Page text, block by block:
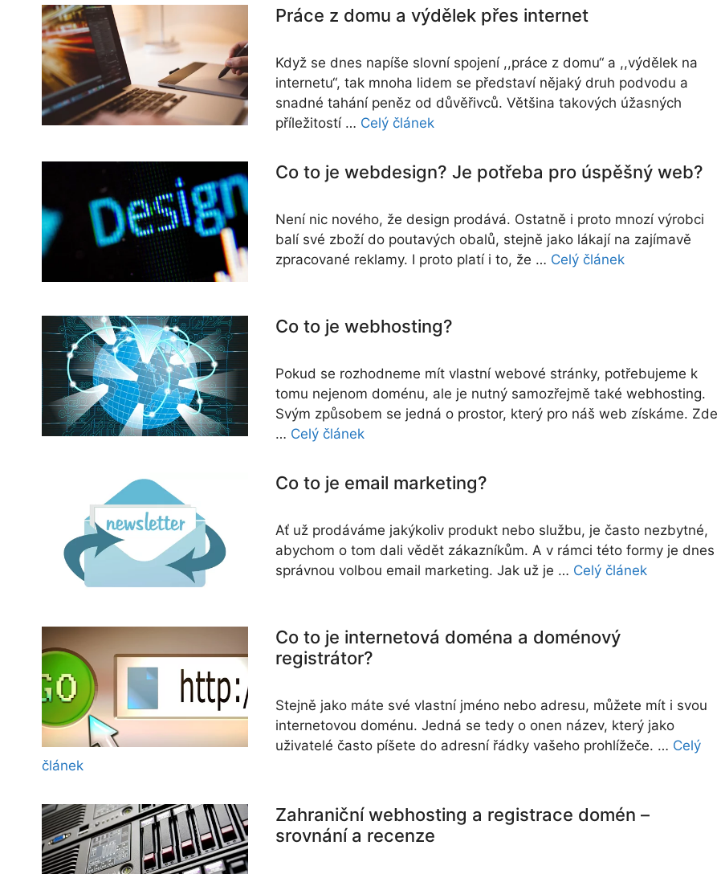
Práce z domu a výdělek přes internet
Když se dnes napíše slovní spojení ,,práce z domu“ a ,,výdělek na
internetu“, tak mnoha lidem se představí nějaký druh podvodu a
snadné tahání peněz od důvěřivců. Většina takových úžasných
příležitostí … Celý článek
Co to je webdesign? Je potřeba pro úspěšný web?
Není nic nového, že design prodává. Ostatně i proto mnozí výrobci
balí své zboží do poutavých obalů, stejně jako lákají na zajímavě
zpracované reklamy. I proto platí i to, že … Celý článek
Co to je webhosting?
Pokud se rozhodneme mít vlastní webové stránky, potřebujeme k
tomu nejenom doménu, ale je nutný samozřejmě také webhosting.
Svým způsobem se jedná o prostor, který pro náš web získáme. Zde
… Celý článek
Co to je email marketing?
Ať už prodáváme jakýkoliv produkt nebo službu, je často nezbytné,
abychom o tom dali vědět zákazníkům. A v rámci této formy je dnes
správnou volbou email marketing. Jak už je … Celý článek
Co to je internetová doména a doménový
registrátor?
Stejně jako máte své vlastní jméno nebo adresu, můžete mít i svou
internetovou doménu. Jedná se tedy o onen název, který jako
uživatelé často píšete do adresní řádky vašeho prohlížeče. … Celý
článek
Zahraniční webhosting a registrace domén –
srovnání a recenze